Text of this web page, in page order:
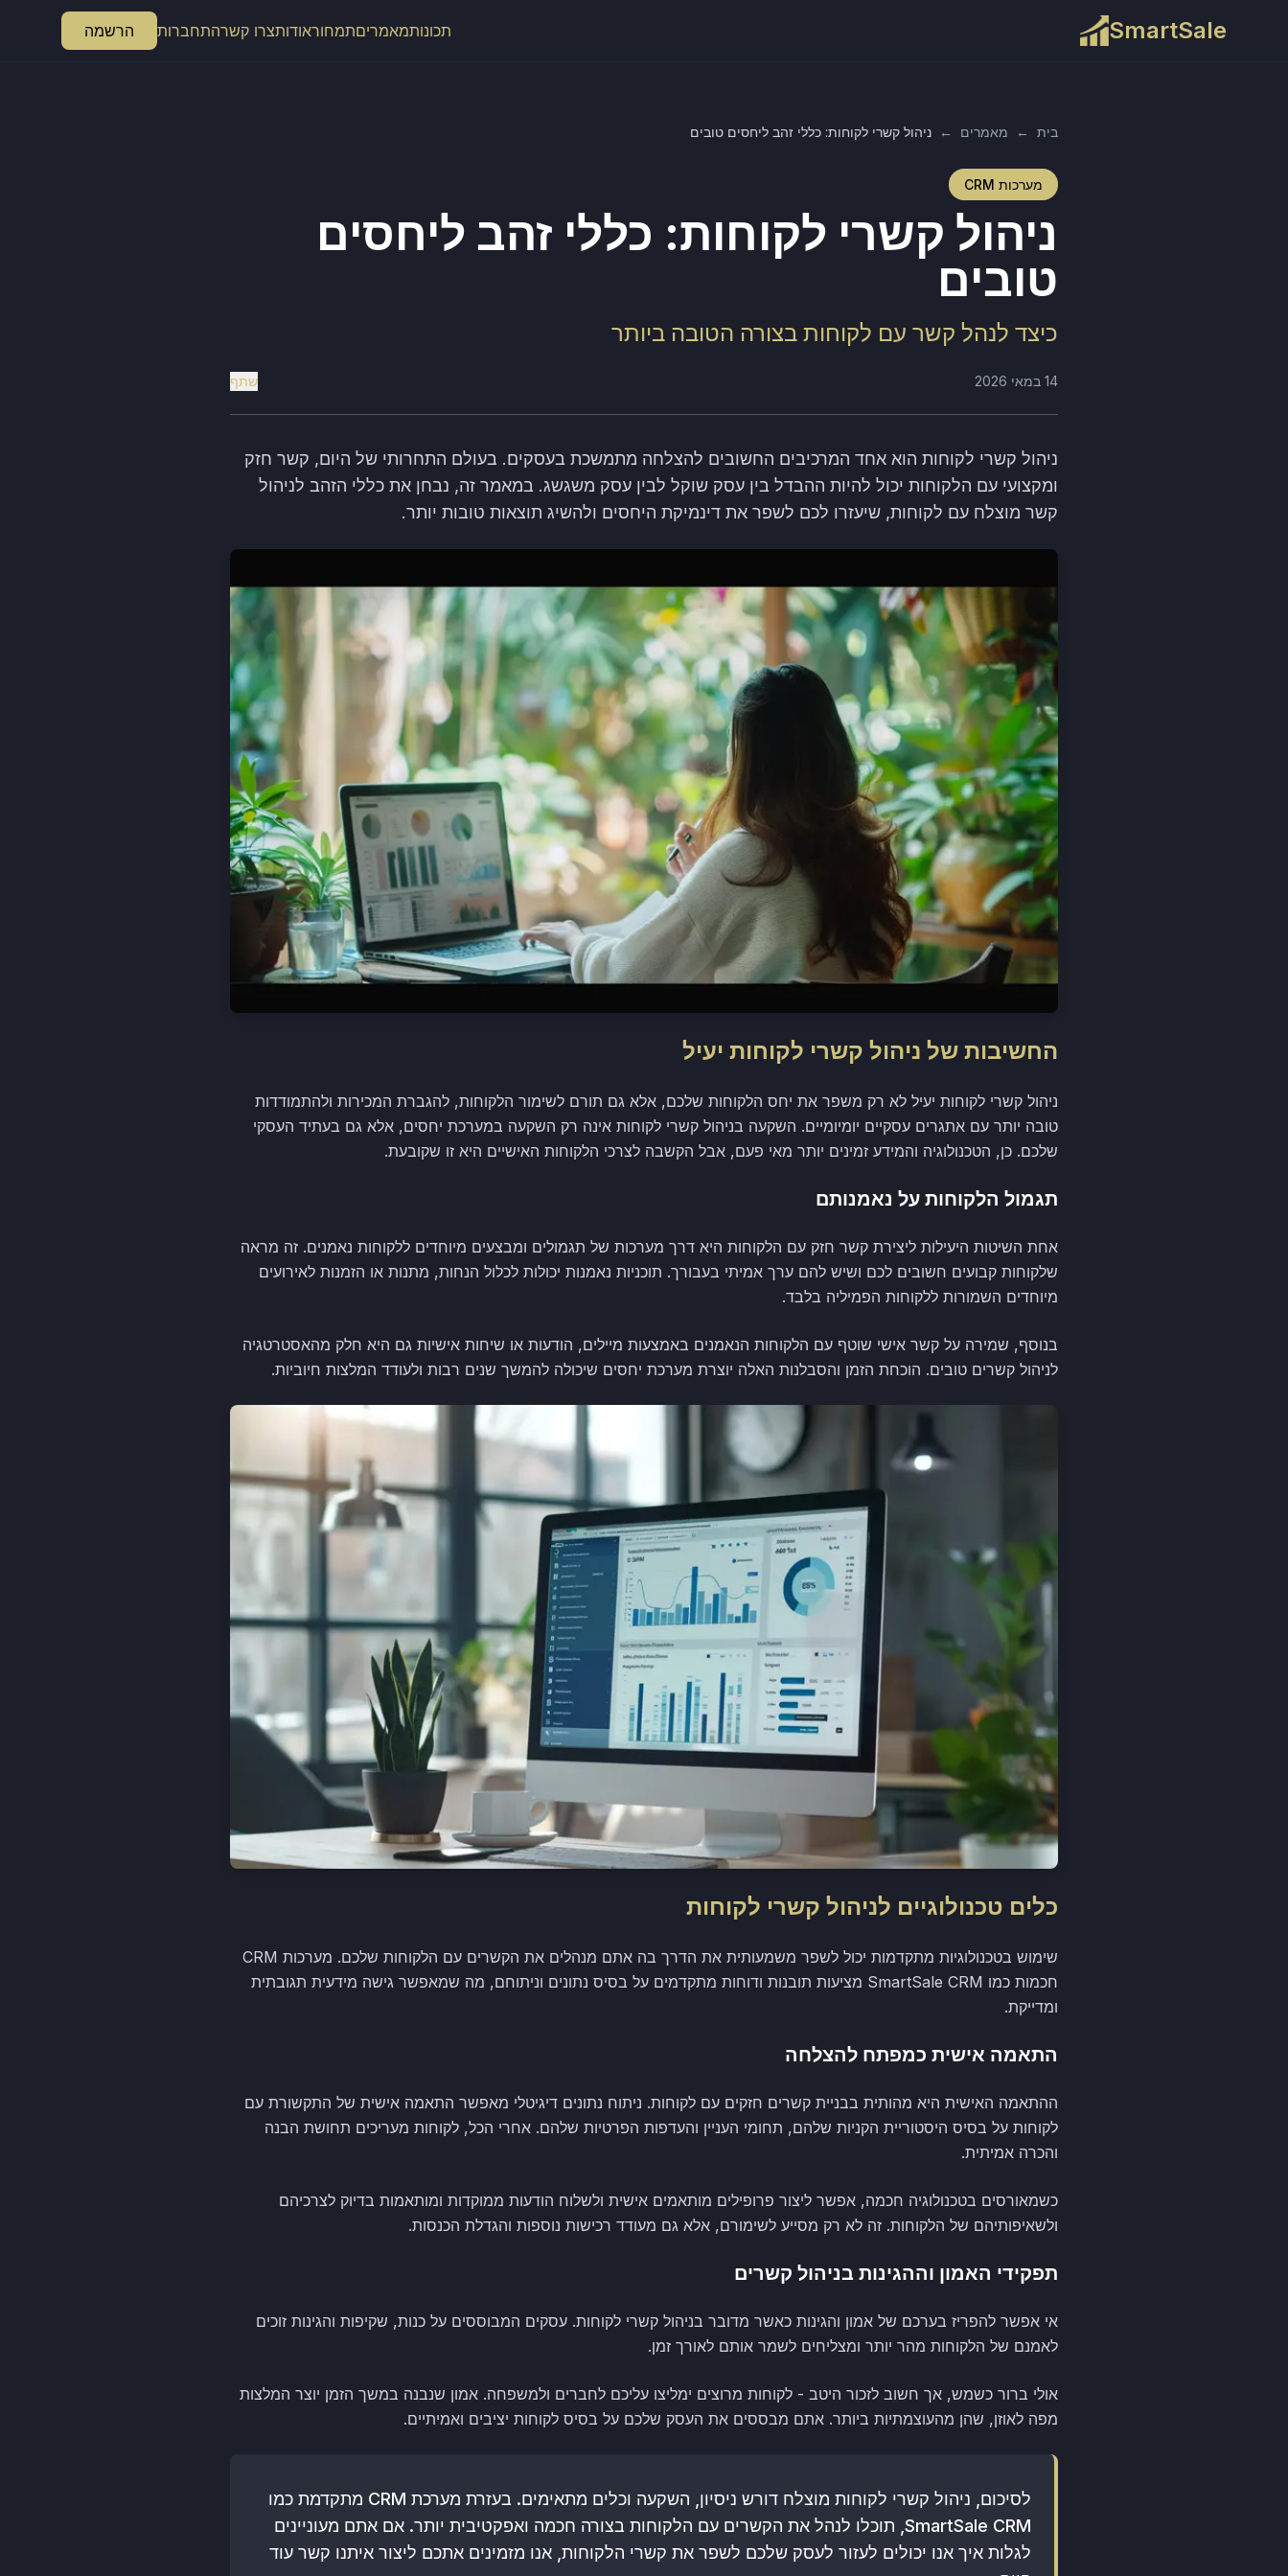
SmartSale תכונותמאמריםתמחוראודותצרו קשרהתחברות הרשמה
בית ← מאמרים ← ניהול קשרי לקוחות: כללי זהב ליחסים טובים
מערכות CRM
ניהול קשרי לקוחות: כללי זהב ליחסים
טובים
כיצד לנהל קשר עם לקוחות בצורה הטובה ביותר
14 במאי 2026 שתף
ניהול קשרי לקוחות הוא אחד המרכיבים החשובים להצלחה מתמשכת בעסקים. בעולם התחרותי של היום, קשר חזק
ומקצועי עם הלקוחות יכול להיות ההבדל בין עסק שוקל לבין עסק משגשג. במאמר זה, נבחן את כללי הזהב לניהול
קשר מוצלח עם לקוחות, שיעזרו לכם לשפר את דינמיקת היחסים ולהשיג תוצאות טובות יותר.
החשיבות של ניהול קשרי לקוחות יעיל
ניהול קשרי לקוחות יעיל לא רק משפר את יחס הלקוחות שלכם, אלא גם תורם לשימור הלקוחות, להגברת המכירות ולהתמודדות
טובה יותר עם אתגרים עסקיים יומיומיים. השקעה בניהול קשרי לקוחות אינה רק השקעה במערכת יחסים, אלא גם בעתיד העסקי
שלכם. כן, הטכנולוגיה והמידע זמינים יותר מאי פעם, אבל הקשבה לצרכי הלקוחות האישיים היא זו שקובעת.
תגמול הלקוחות על נאמנותם
אחת השיטות היעילות ליצירת קשר חזק עם הלקוחות היא דרך מערכות של תגמולים ומבצעים מיוחדים ללקוחות נאמנים. זה מראה
שלקוחות קבועים חשובים לכם ושיש להם ערך אמיתי בעבורך. תוכניות נאמנות יכולות לכלול הנחות, מתנות או הזמנות לאירועים
מיוחדים השמורות ללקוחות הפמיליה בלבד.
בנוסף, שמירה על קשר אישי שוטף עם הלקוחות הנאמנים באמצעות מיילים, הודעות או שיחות אישיות גם היא חלק מהאסטרטגיה
לניהול קשרים טובים. הוכחת הזמן והסבלנות האלה יוצרת מערכת יחסים שיכולה להמשך שנים רבות ולעודד המלצות חיוביות.
כלים טכנולוגיים לניהול קשרי לקוחות
שימוש בטכנולוגיות מתקדמות יכול לשפר משמעותית את הדרך בה אתם מנהלים את הקשרים עם הלקוחות שלכם. מערכות CRM
חכמות כמו SmartSale CRM מציעות תובנות ודוחות מתקדמים על בסיס נתונים וניתוחם, מה שמאפשר גישה מידעית תגובתית
ומדייקת.
התאמה אישית כמפתח להצלחה
ההתאמה האישית היא מהותית בבניית קשרים חזקים עם לקוחות. ניתוח נתונים דיגיטלי מאפשר התאמה אישית של התקשורת עם
לקוחות על בסיס היסטוריית הקניות שלהם, תחומי העניין והעדפות הפרטיות שלהם. אחרי הכל, לקוחות מעריכים תחושת הבנה
והכרה אמיתית.
כשמאורסים בטכנולוגיה חכמה, אפשר ליצור פרופילים מותאמים אישית ולשלוח הודעות ממוקדות ומותאמות בדיוק לצרכיהם
ולשאיפותיהם של הלקוחות. זה לא רק מסייע לשימורם, אלא גם מעודד רכישות נוספות והגדלת הכנסות.
תפקידי האמון וההגינות בניהול קשרים
אי אפשר להפריז בערכם של אמון והגינות כאשר מדובר בניהול קשרי לקוחות. עסקים המבוססים על כנות, שקיפות והגינות זוכים
לאמנם של הלקוחות מהר יותר ומצליחים לשמר אותם לאורך זמן.
אולי ברור כשמש, אך חשוב לזכור היטב - לקוחות מרוצים ימליצו עליכם לחברים ולמשפחה. אמון שנבנה במשך הזמן יוצר המלצות
מפה לאוזן, שהן מהעוצמתיות ביותר. אתם מבססים את העסק שלכם על בסיס לקוחות יציבים ואמיתיים.
לסיכום, ניהול קשרי לקוחות מוצלח דורש ניסיון, השקעה וכלים מתאימים. בעזרת מערכת CRM מתקדמת כמו
SmartSale CRM, תוכלו לנהל את הקשרים עם הלקוחות בצורה חכמה ואפקטיבית יותר. אם אתם מעוניינים
לגלות איך אנו יכולים לעזור לעסק שלכם לשפר את קשרי הלקוחות, אנו מזמינים אתכם ליצור איתנו קשר עוד